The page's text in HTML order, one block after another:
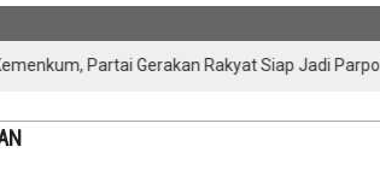
Partai Gerakan Rakyat Siap Jadi Parpol